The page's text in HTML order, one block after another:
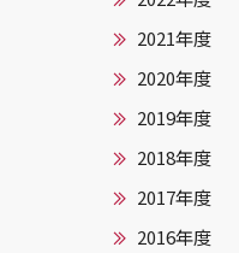
2021年度
2020年度
2019年度
2018年度
2017年度
2016年度